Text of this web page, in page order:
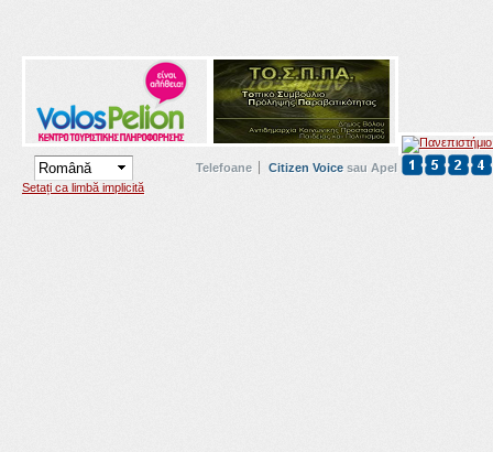
Setați ca limbă implicită
Telefoane Citizen Voice sau Apel